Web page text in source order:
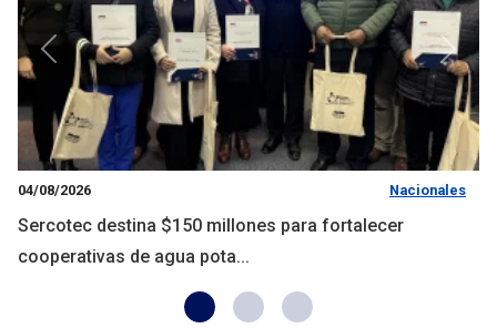
04/08/2026 Nacionales
Sercotec destina $150 millones para fortalecer
cooperativas de agua pota...
Anterior